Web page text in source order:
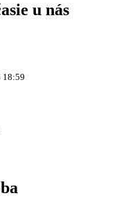
u nás
18:59